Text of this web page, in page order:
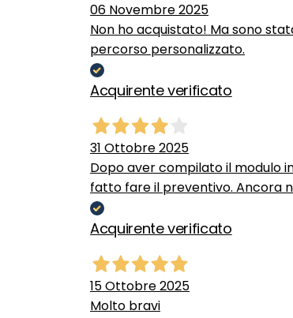
06 Novembre 2025
Non ho acquistato! Ma sono
percorso personalizzato.
Acquirente verificato
31 Ottobre 2025
Dopo aver compilato il modulo
fatto fare il preventivo. Ancora
Acquirente verificato
15 Ottobre 2025
Molto bravi